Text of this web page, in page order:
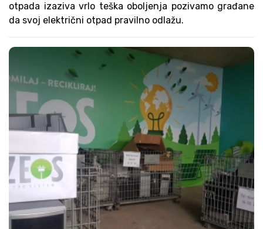
otpada izaziva vrlo teška oboljenja pozivamo građane
da svoj električni otpad pravilno odlažu.